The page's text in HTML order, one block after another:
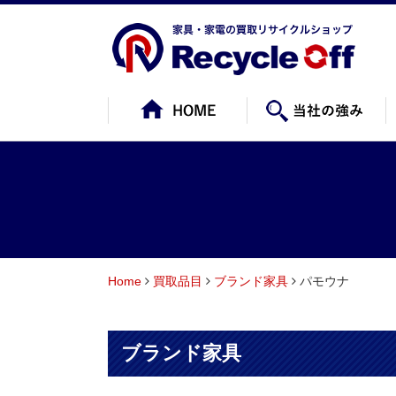
Home 買取品目 ブランド家具 パモウナ
ブランド家具